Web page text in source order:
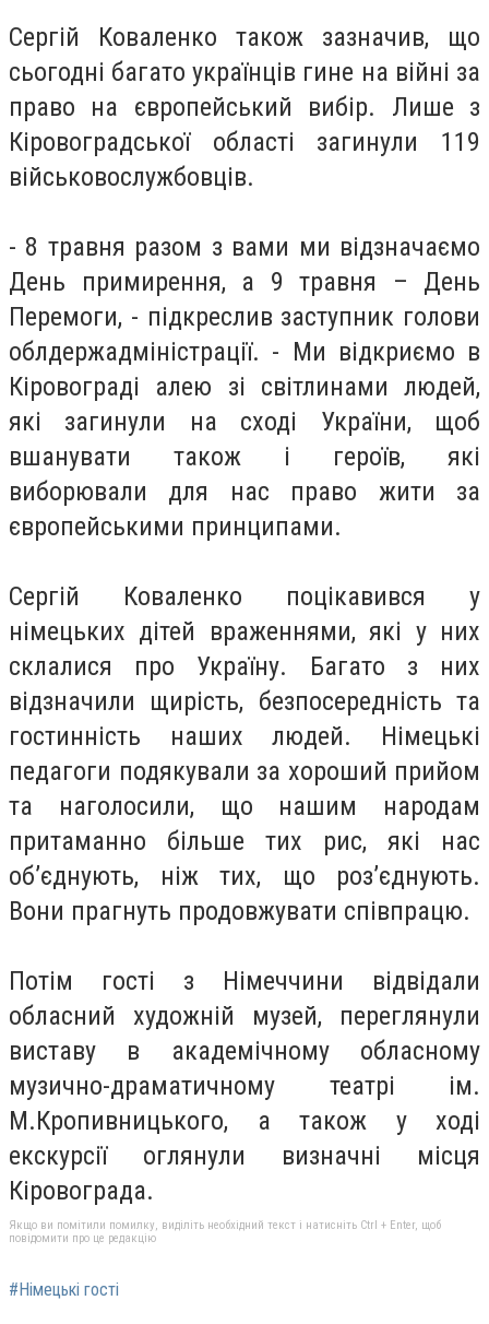
Сергій Коваленко також зазначив, що
сьогодні багато українців гине на війні за
право на європейський вибір. Лише з
Кіровоградської області загинули 119
військовослужбовців.
- 8 травня разом з вами ми відзначаємо
День примирення, а 9 травня – День
Перемоги, - підкреслив заступник голови
облдержадміністрації. - Ми відкриємо в
Кіровограді алею зі світлинами людей,
які загинули на сході України, щоб
вшанувати також і героїв, які
виборювали для нас право жити за
європейськими принципами.
Сергій Коваленко поцікавився у
німецьких дітей враженнями, які у них
склалися про Україну. Багато з них
відзначили щирість, безпосередність та
гостинність наших людей. Німецькі
педагоги подякували за хороший прийом
та наголосили, що нашим народам
притаманно більше тих рис, які нас
об’єднують, ніж тих, що роз’єднують.
Вони прагнуть продовжувати співпрацю.
Потім гості з Німеччини відвідали
обласний художній музей, переглянули
виставу в академічному обласному
музично-драматичному театрі ім.
М.Кропивницького, а також у ході
екскурсії оглянули визначні місця
Кіровограда.
Якщо ви помітили помилку, виділіть необхідний текст і натисніть Ctrl + Enter, щоб
повідомити про це редакцію
#Німецькі гості